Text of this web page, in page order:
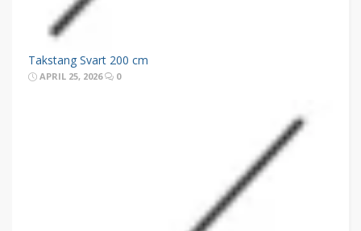
Takstang Svart 200 cm
APRIL 25, 2026 0